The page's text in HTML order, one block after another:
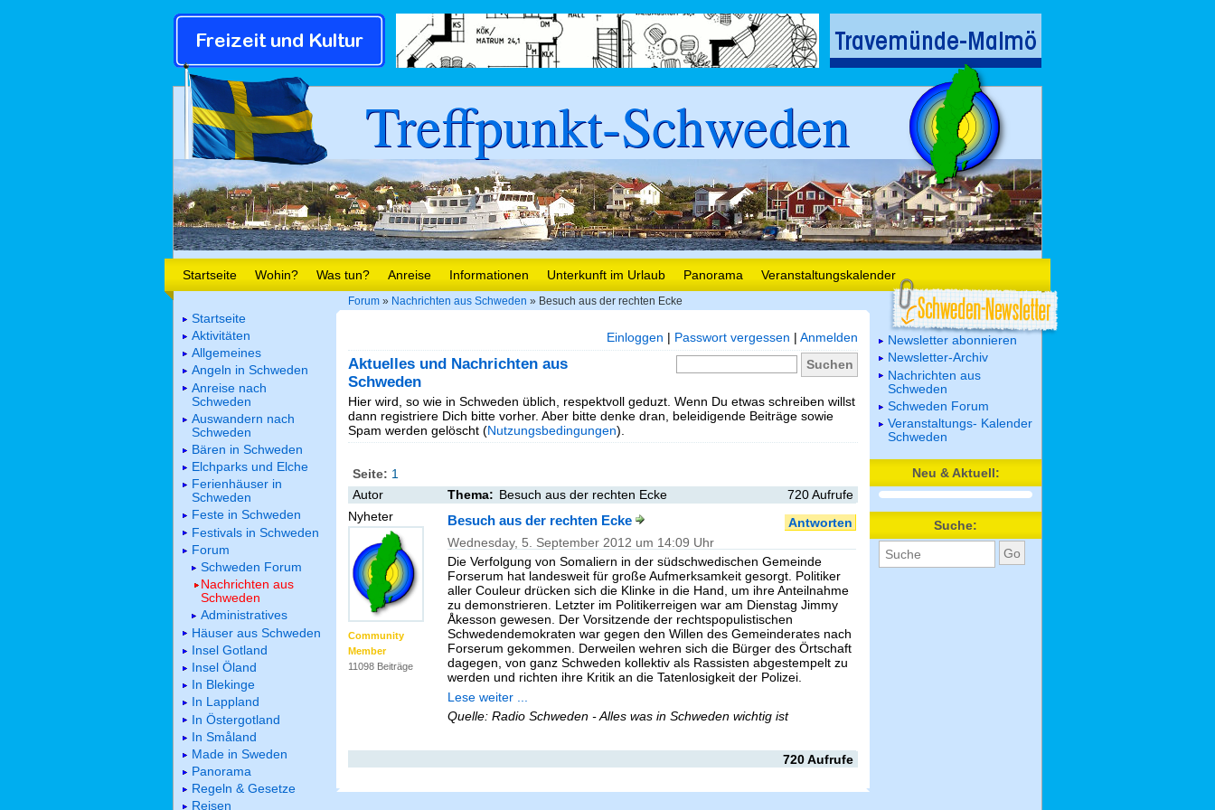
Treffpunkt-Schweden
Startseite Wohin? Was tun? Anreise Informationen Unterkunft im Urlaub Panorama Veranstaltungskalender
Forum » Nachrichten aus Schweden » Besuch aus der rechten Ecke
Einloggen | Passwort vergessen | Anmelden
Aktuelles und Nachrichten aus
Schweden
Hier wird, so wie in Schweden üblich, respektvoll geduzt. Wenn Du etwas schreiben willst
dann registriere Dich bitte vorher. Aber bitte denke dran, beleidigende Beiträge sowie
Spam werden gelöscht (Nutzungsbedingungen).
Seite: 1
Autor
Thema: Besuch aus der rechten Ecke
720 Aufrufe
Nyheter
Community
Member
11098 Beiträge
Antworten
Besuch aus der rechten Ecke
Wednesday, 5. September 2012 um 14:09 Uhr
Die Verfolgung von Somaliern in der südschwedischen Gemeinde
Forserum hat landesweit für große Aufmerksamkeit gesorgt. Politiker
aller Couleur drücken sich die Klinke in die Hand, um ihre Anteilnahme
zu demonstrieren. Letzter im Politikerreigen war am Dienstag Jimmy
Åkesson gewesen. Der Vorsitzende der rechtspopulistischen
Schwedendemokraten war gegen den Willen des Gemeinderates nach
Forserum gekommen. Derweilen wehren sich die Bürger des Örtschaft
dagegen, von ganz Schweden kollektiv als Rassisten abgestempelt zu
werden und richten ihre Kritik an die Tatenlosigkeit der Polizei.
Lese weiter ...
Quelle: Radio Schweden - Alles was in Schweden wichtig ist
720 Aufrufe
Startseite
Aktivitäten
Allgemeines
Angeln in Schweden
Anreise nach
Schweden
Auswandern nach
Schweden
Bären in Schweden
Elchparks und Elche
Ferienhäuser in
Schweden
Feste in Schweden
Festivals in Schweden
Forum
Schweden Forum
Nachrichten aus
Schweden
Administratives
Häuser aus Schweden
Insel Gotland
Insel Öland
In Blekinge
In Lappland
In Östergotland
In Småland
Made in Sweden
Panorama
Regeln & Gesetze
Reisen
Newsletter abonnieren
Newsletter-Archiv
Nachrichten aus
Schweden
Schweden Forum
Veranstaltungs- Kalender
Schweden
Neu & Aktuell:
Suche: